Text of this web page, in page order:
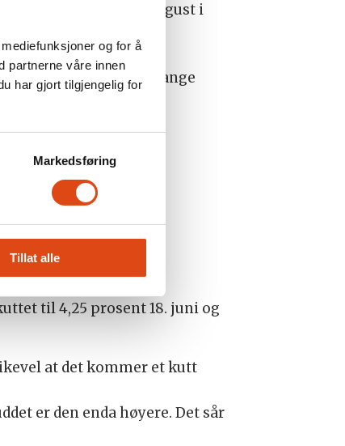
og for å
partnerne våre innen
har gjort tilgjengelig for
Markedsføring
Tillat alle
høyere enn i august i
tilbudskampanjer i
som representerer mange
mye av utviklingen er
er fra SSB.
til 4,25 prosent 18. juni og
at det kommer et kutt
er den enda høyere. Det sår